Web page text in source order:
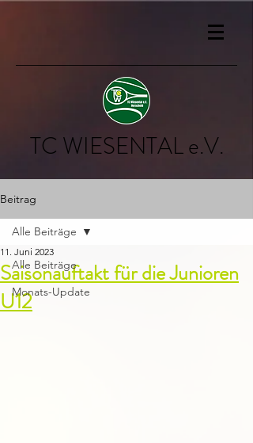
TC WIESENTAL e.V.
Beitrag
Alle Beiträge
Monats-Update
Alle Beiträge
Saisonauftakt für die Junioren
U12
11. Juni 2023